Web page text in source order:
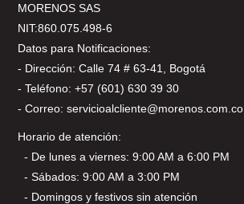
MORENOS SAS
NIT:860.075.498-6
Datos para Notificaciones:
- Dirección: Calle 74 # 63-41, Bogotá
- Teléfono: +57 (601) 630 39 30
- Correo: servicioalcliente@morenos.com.co
Horario de atención:
- De lunes a viernes: 9:00 AM a 6:00 PM
- Sábados: 9:00 AM a 3:00 PM
- Domingos y festivos sin atención